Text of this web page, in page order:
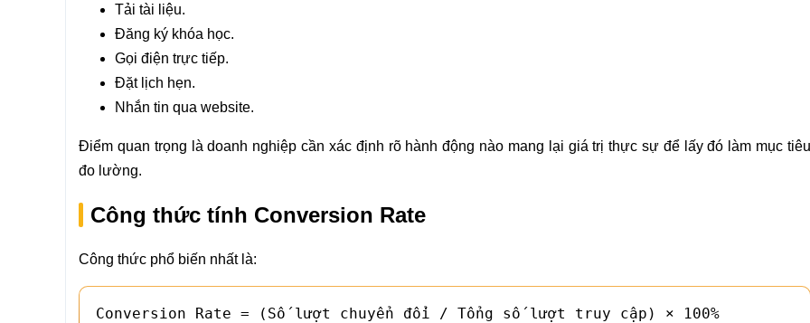
Tải tài liệu.
Đăng ký khóa học.
Gọi điện trực tiếp.
Đặt lịch hẹn.
Nhắn tin qua website.
Điểm quan trọng là doanh nghiệp cần xác định rõ hành động nào mang lại giá trị thực sự để lấy đó làm mục tiêu
đo lường.
Công thức tính Conversion Rate
Công thức phổ biến nhất là:
Conversion Rate = (Số lượt chuyển đổi / Tổng số lượt truy cập) × 100%